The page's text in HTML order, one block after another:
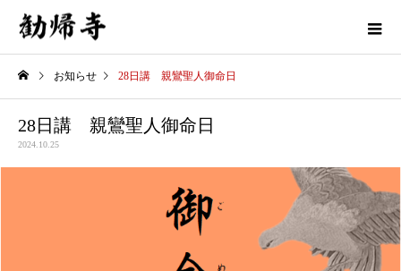
お知らせ 28日講 親鸞聖人御命日
28日講 親鸞聖人御命日
2024.10.25